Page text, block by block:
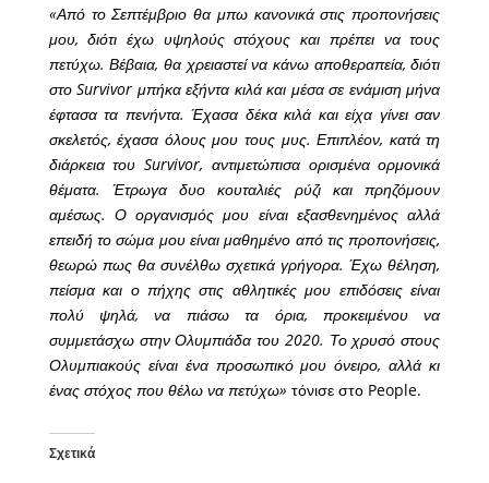
«Από το Σεπτέμβριο θα μπω κανονικά στις προπονήσεις
μου, διότι έχω υψηλούς στόχους και πρέπει να τους
πετύχω. Βέβαια, θα χρειαστεί να κάνω αποθεραπεία, διότι
στο Survivor μπήκα εξήντα κιλά και μέσα σε ενάμιση μήνα
έφτασα τα πενήντα. Έχασα δέκα κιλά και είχα γίνει σαν
σκελετός, έχασα όλους μου τους μυς. Επιπλέον, κατά τη
διάρκεια του Survivor, αντιμετώπισα ορισμένα ορμονικά
θέματα. Έτρωγα δυο κουταλιές ρύζι και πρηζόμουν
αμέσως. Ο οργανισμός μου είναι εξασθενημένος αλλά
επειδή το σώμα μου είναι μαθημένο από τις προπονήσεις,
θεωρώ πως θα συνέλθω σχετικά γρήγορα. Έχω θέληση,
πείσμα και ο πήχης στις αθλητικές μου επιδόσεις είναι
πολύ ψηλά, να πιάσω τα όρια, προκειμένου να
συμμετάσχω στην Ολυμπιάδα του 2020. Το χρυσό στους
Ολυμπιακούς είναι ένα προσωπικό μου όνειρο, αλλά κι
ένας στόχος που θέλω να πετύχω» τόνισε στο People.
Σχετικά